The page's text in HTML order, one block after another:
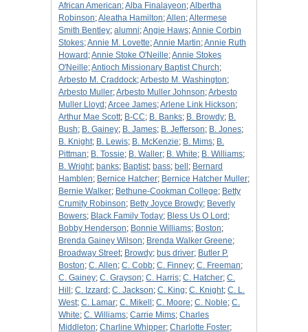
African American;Alba Finalayeon;Albertha
Robinson;Aleatha Hamilton;Allen;Altermese
Smith Bentley; alumni;Angie Haws;Annie Corbin
Stokes;Annie M. Lovette;Annie Martin;Annie Ruth
Howard ;Annie Stoke O'Neille;Annie Stokes
O'Neille;Antioch Missionary Baptist Church;
Arbesto M. Craddock;Arbesto M. Washington;
Arbesto Muller;Arbesto Muller Johnson;Arbesto
Muller Lloyd ;Arcee James;Arlene Link Hickson;
Arthur Mae Scott; B-CC; B. Banks; B. Browdy; B.
Bush; B. Gainey; B. James; B. Jefferson; B. Jones;
B. Knight; B. Lewis; B. McKenzie; B. Mims; B.
Pittman; B. Tossie; B. Waller; B. White; B. Williams;
B. Wright; banks; Baptist; bass; bell ; Bernard
Hamblen; Bernice Hatcher; Bernice Hatcher Muller;
Bernie Walker; Bethune-Cookman College; Betty
Crumity Robinson; Betty Joyce Browdy; Beverly
Bowers; Black Family Today; Bless Us O Lord ;
Bobby Henderson; Bonnie Williams; Boston;
Brenda Gainey Wilson; Brenda Walker Greene;
Broadway Street; Browdy; bus driver; Butler P.
Boston; C. Allen; C. Cobb; C. Finney; C. Freeman;
C. Gainey; C. Grayson; C. Harris; C. Hatcher; C.
Hill ; C. Izzard ; C. Jackson; C. King; C. Knight; C. L.
West; C. Lamar; C. Mikell ; C. Moore; C. Noble; C.
White; C. Williams; Carrie Mims; Charles
Middleton; Charline Whipper; Charlotte Foster;